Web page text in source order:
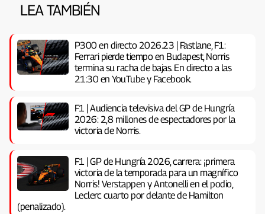
LEA TAMBIÉN
P300 en directo 2026.23 | Fastlane, F1:
Ferrari pierde tiempo en Budapest, Norris
termina su racha de bajas. En directo a las
21:30 en YouTube y Facebook.
F1 | Audiencia televisiva del GP de Hungría
2026: 2,8 millones de espectadores por la
victoria de Norris.
F1 | GP de Hungría 2026, carrera: ¡primera
victoria de la temporada para un magnífico
Norris! Verstappen y Antonelli en el podio,
Leclerc cuarto por delante de Hamilton
(penalizado).